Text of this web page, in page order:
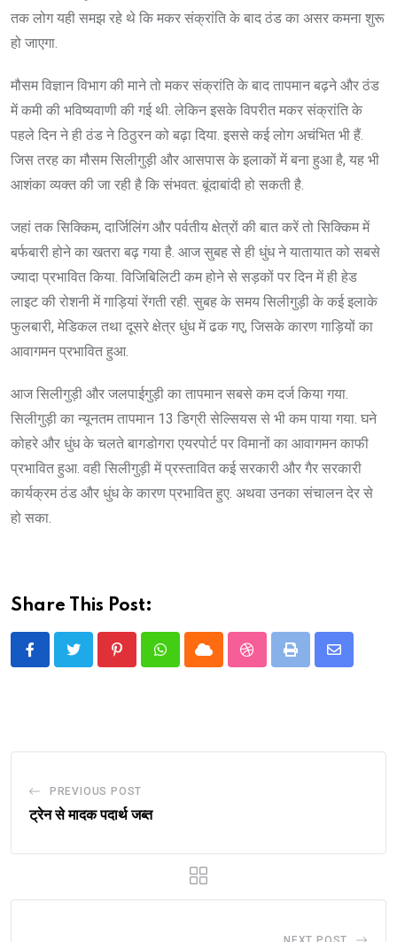
तक लोग यही समझ रहे थे कि मकर संक्रांति के बाद ठंड का असर कमना शुरू
हो जाएगा.
मौसम विज्ञान विभाग की माने तो मकर संक्रांति के बाद तापमान बढ़ने और ठंड
में कमी की भविष्यवाणी की गई थी. लेकिन इसके विपरीत मकर संक्रांति के
पहले दिन ने ही ठंड ने ठिठुरन को बढ़ा दिया. इससे कई लोग अचंभित भी हैं.
जिस तरह का मौसम सिलीगुड़ी और आसपास के इलाकों में बना हुआ है, यह भी
आशंका व्यक्त की जा रही है कि संभवत: बूंदाबांदी हो सकती है.
जहां तक सिक्किम, दार्जिलिंग और पर्वतीय क्षेत्रों की बात करें तो सिक्किम में
बर्फबारी होने का खतरा बढ़ गया है. आज सुबह से ही धुंध ने यातायात को सबसे
ज्यादा प्रभावित किया. विजिबिलिटी कम होने से सड़कों पर दिन में ही हेड
लाइट की रोशनी में गाड़ियां रेंगती रही. सुबह के समय सिलीगुड़ी के कई इलाके
फुलबारी, मेडिकल तथा दूसरे क्षेत्र धुंध में ढक गए, जिसके कारण गाड़ियों का
आवागमन प्रभावित हुआ.
आज सिलीगुड़ी और जलपाईगुड़ी का तापमान सबसे कम दर्ज किया गया.
सिलीगुड़ी का न्यूनतम तापमान 13 डिग्री सेल्सियस से भी कम पाया गया. घने
कोहरे और धुंध के चलते बागडोगरा एयरपोर्ट पर विमानों का आवागमन काफी
प्रभावित हुआ. वही सिलीगुड़ी में प्रस्तावित कई सरकारी और गैर सरकारी
कार्यक्रम ठंड और धुंध के कारण प्रभावित हुए. अथवा उनका संचालन देर से
हो सका.
Share This Post:
PinterestWhatsappCloud StumbleUpon
Print
Share
PREVIOUS POST
ट्रेन से मादक पदार्थ जब्त